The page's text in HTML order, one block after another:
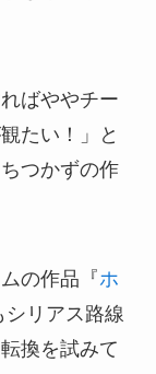
ばややチー
たい！」と
つかずの作
の作品『ホ
シリアス路線
換を試みて